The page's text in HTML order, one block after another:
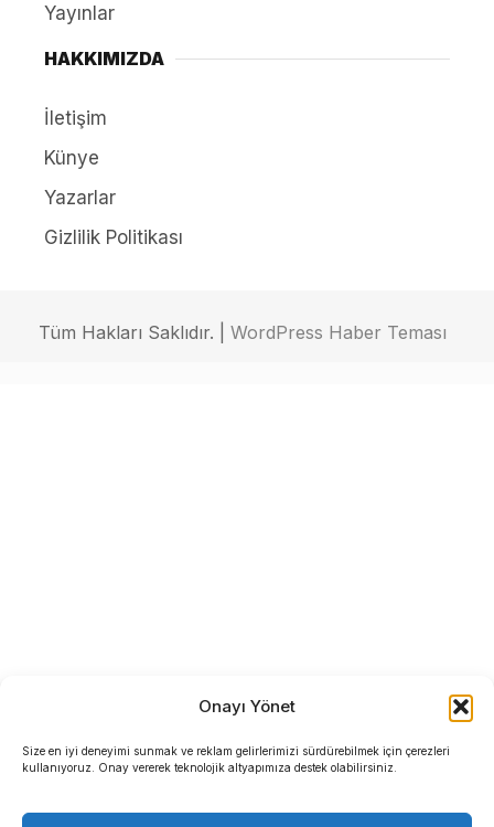
Onayı Yönet
Size en iyi deneyimi sunmak ve reklam gelirlerimizi sürdürebilmek için çerezleri
kullanıyoruz. Onay vererek teknolojik altyapımıza destek olabilirsiniz.
Yayınlar
HAKKIMIZDA
İletişim
Künye
Yazarlar
Gizlilik Politikası
Tüm Hakları Saklıdır. | WordPress Haber Teması